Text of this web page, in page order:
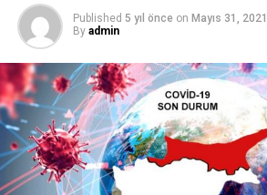
Published 5 yıl önce on Mayıs 31, 2021
By admin